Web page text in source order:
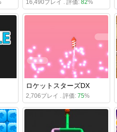
16,490プレイ . 評価: 82%
ロケットスターズDX
2,706プレイ . 評価: 75%